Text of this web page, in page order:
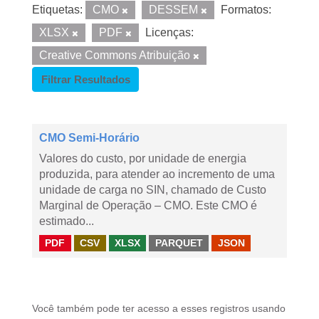
Etiquetas: CMO DESSEM
Formatos:
XLSX
PDF
Licenças:
Creative Commons Atribuição
Filtrar Resultados
CMO Semi-Horário
Valores do custo, por unidade de energia
produzida, para atender ao incremento de uma
unidade de carga no SIN, chamado de Custo
Marginal de Operação – CMO. Este CMO é
estimado...
PDF CSV XLSX PARQUET JSON
Você também pode ter acesso a esses registros usando